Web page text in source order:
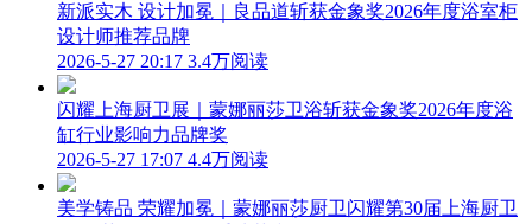
新派实木 设计加冕｜良品道斩获金象奖2026年度浴室柜
设计师推荐品牌
2026-5-27 20:17 3.4万阅读
闪耀上海厨卫展｜蒙娜丽莎卫浴斩获金象奖2026年度浴
缸行业影响力品牌奖
2026-5-27 17:07 4.4万阅读
美学铸品 荣耀加冕｜蒙娜丽莎厨卫闪耀第30届上海厨卫